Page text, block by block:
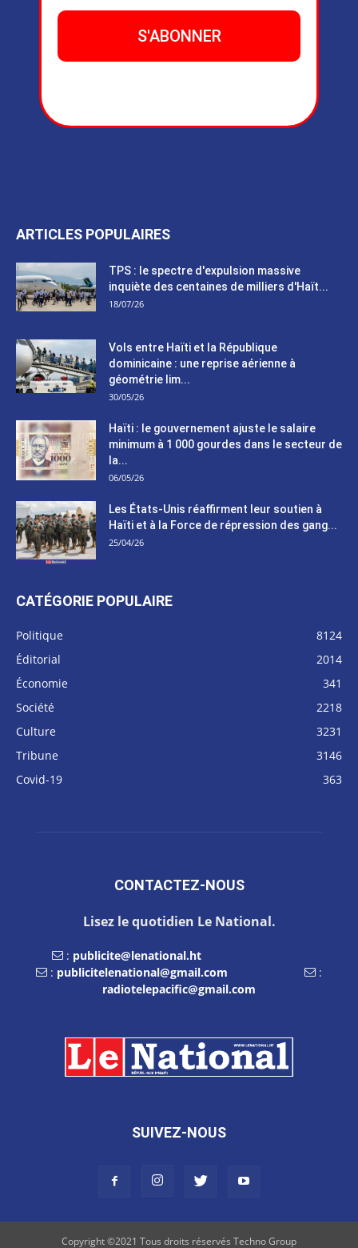
ARTICLES POPULAIRES
TPS : le spectre d'expulsion massive
inquiète des centaines de milliers d'Haït...
18/07/26
Vols entre Haïti et la République
dominicaine : une reprise aérienne à
géométrie lim...
30/05/26
Haïti : le gouvernement ajuste le salaire
minimum à 1 000 gourdes dans le secteur de
la...
06/05/26
Les États-Unis réaffirment leur soutien à
Haïti et à la Force de répression des gang...
25/04/26
CATÉGORIE POPULAIRE
Politique
8124
Éditorial
2014
Économie
341
Société
2218
Culture
3231
Tribune
3146
Covid-19
363
CONTACTEZ-NOUS
Lisez le quotidien Le National.
: publicite@lenational.ht
: publicitelenational@gmail.com
:
radiotelepacific@gmail.com
SUIVEZ-NOUS
Copyright ©2021 Tous droits réservés Techno Group